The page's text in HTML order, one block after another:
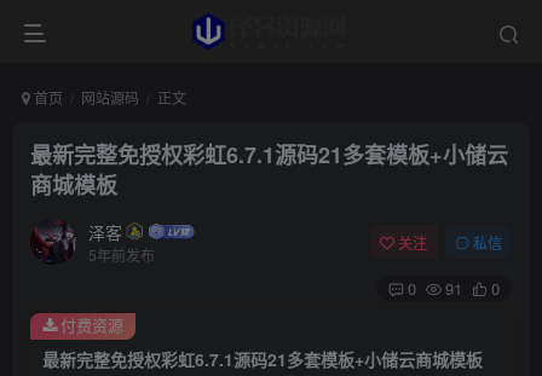
首页 网站源码 正文
最新完整免授权彩虹6.7.1源码21多套模板+小储云
商城模板
泽客
5年前发布
关注 私信
0 91 0
最新完整免授权彩虹6.7.1源码21多套模板+小储云商城模板
付费资源